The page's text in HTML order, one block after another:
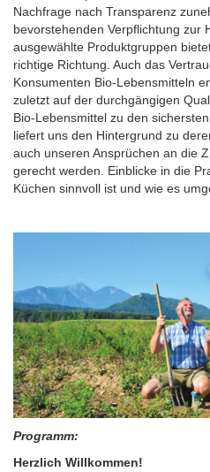
Nachfrage nach Transparenz
bevorstehenden Verpflichtung zur
ausgewählte Produktgruppen
richtige Richtung. Auch das
Konsumenten Bio-Lebensmitteln
zuletzt auf der durchgängigen
Bio-Lebensmittel zu den
liefert uns den Hintergrund zu
auch unseren Ansprüchen an die
gerecht werden. Einblicke in die
Küchen sinnvoll ist und wie es
Programm:
Herzlich Willkommen!